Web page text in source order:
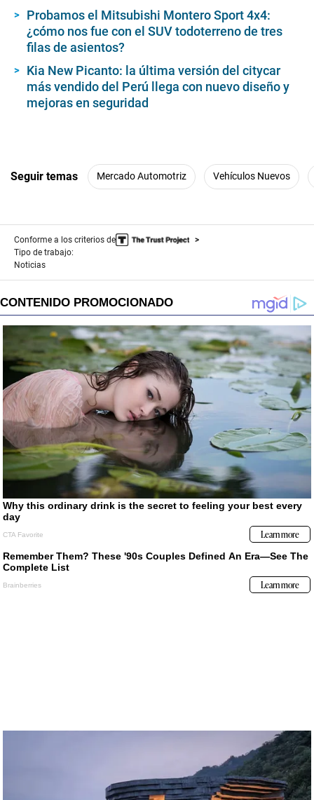
Probamos el Mitsubishi Montero Sport 4x4:
¿cómo nos fue con el SUV todoterreno de tres
filas de asientos?
Kia New Picanto: la última versión del citycar
más vendido del Perú llega con nuevo diseño y
mejoras en seguridad
Seguir temas Mercado Automotriz Vehículos Nuevos
Conforme a los criterios de
Tipo de trabajo:
Noticias